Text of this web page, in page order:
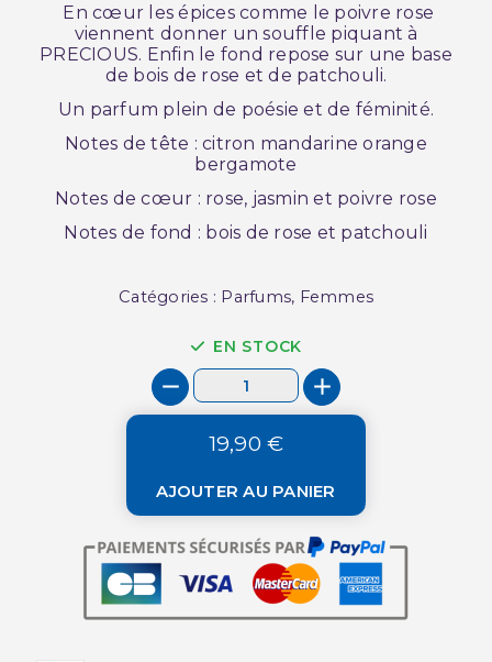
En cœur les épices comme le poivre rose
viennent donner un souffle piquant à
PRECIOUS. Enfin le fond repose sur une base
de bois de rose et de patchouli.
Un parfum plein de poésie et de féminité.
Notes de tête : citron mandarine orange
bergamote
Notes de cœur : rose, jasmin et poivre rose
Notes de fond : bois de rose et patchouli
Catégories : Parfums, Femmes
EN STOCK
19,90 €
AJOUTER AU PANIER